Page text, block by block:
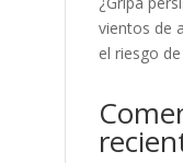
vientos de
el riesgo